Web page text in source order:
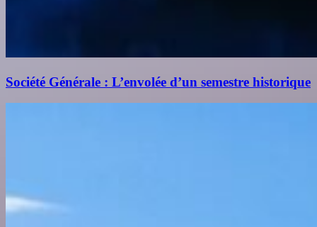
Société Générale : L’envolée d’un semestre historique